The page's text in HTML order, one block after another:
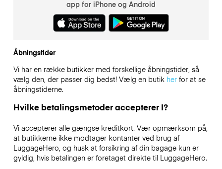
app for iPhone og Android
Åbningstider
Vi har en række butikker med forskellige åbningstider, så
vælg den, der passer dig bedst! Vælg en butik herfor at se
åbningstiderne.
Hvilke betalingsmetoder accepterer I?
Vi accepterer alle gængse kreditkort. Vær opmærksom på,
at butikkerne ikke modtager kontanter ved brug af
LuggageHero, og husk at forsikring af din bagage kun er
gyldig, hvis betalingen er foretaget direkte til LuggageHero.